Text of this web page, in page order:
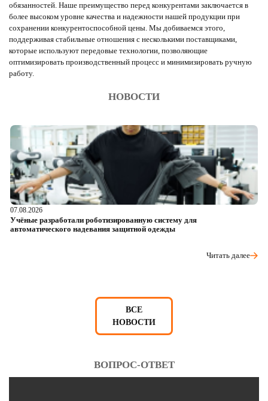
обязанностей. Наше преимущество перед конкурентами заключается в
более высоком уровне качества и надежности нашей продукции при
сохранении конкурентоспособной цены. Мы добиваемся этого,
поддерживая стабильные отношения с несколькими поставщиками,
которые используют передовые технологии, позволяющие
оптимизировать производственный процесс и минимизировать ручную
работу.
НОВОСТИ
07.08.2026
Учёные разработали роботизированную систему для
автоматического надевания защитной одежды
Читать далее
ВСЕ
НОВОСТИ
ВОПРОС-ОТВЕТ